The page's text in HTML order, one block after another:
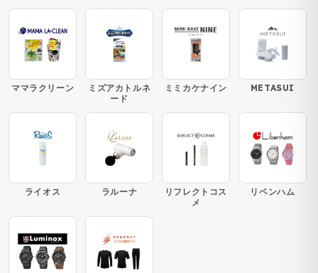
ママラクリーン
ミズアカトルネ
ード
ミミカケナイン METASUI
ライオス ラルーナ
リフレクトコス
メ
リベンハム